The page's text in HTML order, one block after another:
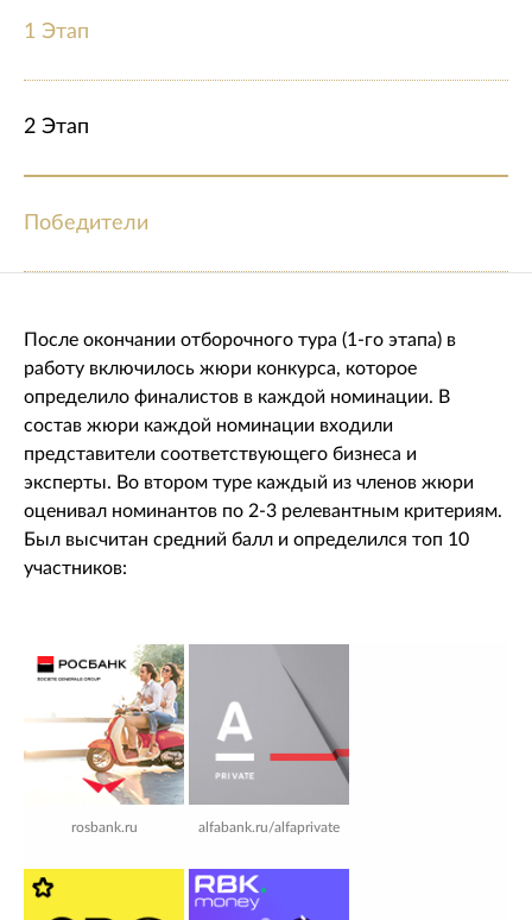
1 Этап
2 Этап
Победители
После окончании отборочного тура (1-го этапа) в
работу включилось жюри конкурса, которое
определило финалистов в каждой номинации. В
состав жюри каждой номинации входили
представители соответствующего бизнеса и
эксперты. Во втором туре каждый из членов жюри
оценивал номинантов по 2-3 релевантным критериям.
Был высчитан средний балл и определился топ 10
участников:
rosbank.ru alfabank.ru/alfaprivate